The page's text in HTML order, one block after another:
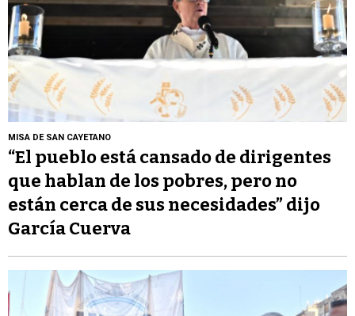
MISA DE SAN CAYETANO
“El pueblo está cansado de dirigentes
que hablan de los pobres, pero no
están cerca de sus necesidades” dijo
García Cuerva